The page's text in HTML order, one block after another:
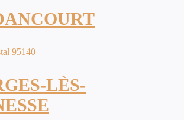
95140
LÈS-